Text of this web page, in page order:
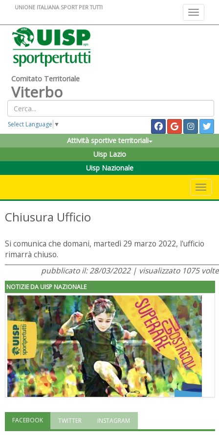
Toggle
UNIONE ITALIANA SPORT PER TUTTI
Comitato Territoriale
Viterbo
Select Language ▼
Attività sportive territoriali
Uisp Lazio
Uisp Nazionale
Chiusura Ufficio
Si comunica che domani, martedì 29 marzo 2022, l'ufficio
rimarrà chiuso.
pubblicato il: 28/03/2022 | visualizzato 1075 volte
NOTIZIE DA UISP NAZIONALE
"Superare gli ostacoli": la relazione di Tiziano Pesce al CN Uisp
FACEBOOK TWITTER INSTAGRAM